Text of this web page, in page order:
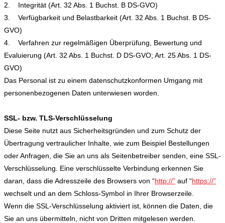
2. Integrität (Art. 32 Abs. 1 Buchst. B DS-GVO)
3. Verfügbarkeit und Belastbarkeit (Art. 32 Abs. 1 Buchst. B DS-
GVO)
4. Verfahren zur regelmäßigen Überprüfung, Bewertung und
Evaluierung (Art. 32 Abs. 1 Buchst. D DS-GVO; Art. 25 Abs. 1 DS-
GVO)
Das Personal ist zu einem datenschutzkonformen Umgang mit
personenbezogenen Daten unterwiesen worden.
SSL- bzw. TLS-Verschlüsselung
Diese Seite nutzt aus Sicherheitsgründen und zum Schutz der
Übertragung vertraulicher Inhalte, wie zum Beispiel Bestellungen
oder Anfragen, die Sie an uns als Seitenbetreiber senden, eine SSL-
Verschlüsselung. Eine verschlüsselte Verbindung erkennen Sie
daran, dass die Adresszeile des Browsers von “http://” auf “https://”
wechselt und an dem Schloss-Symbol in Ihrer Browserzeile.
Wenn die SSL-Verschlüsselung aktiviert ist, können die Daten, die
Sie an uns übermitteln, nicht von Dritten mitgelesen werden.